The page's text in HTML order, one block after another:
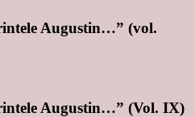
Augustin…” (vol.
Augustin…” (Vol. IX)